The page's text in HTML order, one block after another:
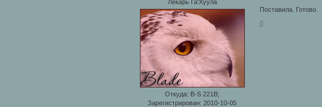
Лекарь Га'Хуула
Откуда: B-S 221B;
Зарегистрирован: 2010-10-05
Поставила. Готово.
0